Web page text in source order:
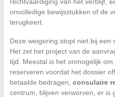
onvolledige bewijsstukken of de
terugkeert.
Deze weigering stopt niet bij een
Het zet het project van de
tijd. Meestal is het onmogelijk
reserveren voordat het dossier
betaalde bedragen, consulaire
centrum, blijven verworven, er is